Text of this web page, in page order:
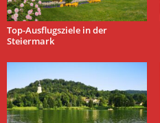
Top-Ausflugsziele in der
Steiermark